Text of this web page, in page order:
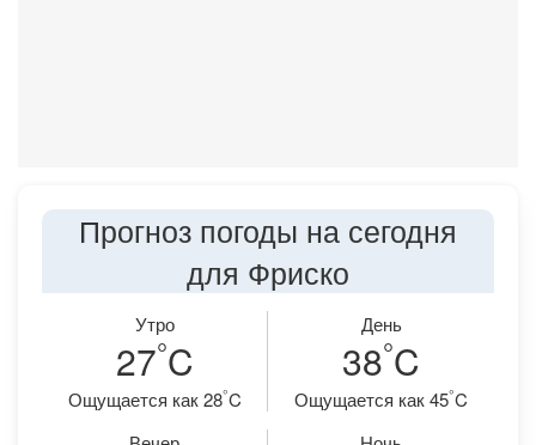
Прогноз погоды на сегодня
для Фриско
Утро
27°C
Ощущается как 28°C
День
38°C
Ощущается как 45°C